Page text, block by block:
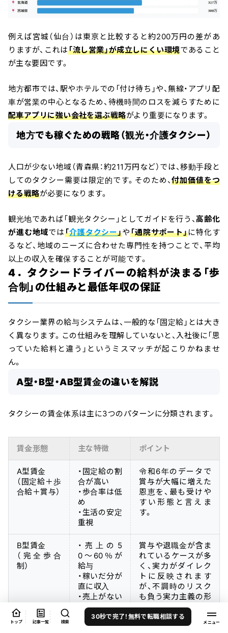
トップ 記事一覧 検索
30秒で完了！無料で転職相談する
例えば宮城（仙台）は東京と比較すると約200万円の差があ
りますが、これは「流し営業」が成立しにくい環境であること
が主な要因です。
地方都市では、駅やホテルでの「付け待ち」や、無線・アプリ配
車が営業の中心となるため、待機時間のロスを減らすために
配車アプリに強い会社を選ぶ戦略がより重要になります。
地方でも稼ぐための戦略（観光・介護タクシー）
人口が少ない地域（青森県：約211万円など）では、移動手段と
してのタクシー需要は限定的です。そのため、付加価値をつ
ける戦略が必要になります。
観光地であれば「観光タクシー」としてガイドを行う、 高齢化
が進む地域では「介護タクシー」や「通院サポート」に特化す
るなど、地域のニーズに合わせた専門性を持つことで、平均
以上の収入を確保することが可能です。
4．タクシードライバーの給料が決まる「歩
合制」の仕組みと最低年収の保証
タクシー業界の給与システムは、一般的な「固定給」とは大き
く異なります。この仕組みを理解していないと、入社後に「思
っていた給料と違う」というミスマッチが起こりかねませ
ん。
A型・B型・AB型賃金の違いを解説
タクシーの賃金体系は主に3つのパターンに分類されます。
賃金形態 主な特徴 ポイント
A型賃金
（固定給＋歩
合給＋賞与）
・固定給の割
合が高い
・歩合率は低
め
・生活の安定
重視
令和6年のデータで
賞与が大幅に増えた
恩恵を、最も受けや
すい形態と言えま
す。
B型賃金
（完全歩合
制）
・売上の5
0〜60％が
給与
・稼いだ分が
直に収入
・売上がない
月のリスク
賞与や退職金が含ま
れているケースが多
く、実力がダイレク
トに反映されます
が、不調時のリスク
も負う実力主義の形
態です。